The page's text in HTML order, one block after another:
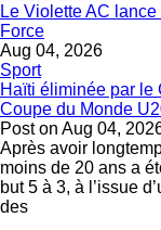
Le Violette AC
Force
Aug 04, 2026
Sport
Haïti éliminée par le
Coupe du Monde
Post on Aug 04,
Après avoir
moins de 20 ans a
but 5 à 3, à l’issue
des